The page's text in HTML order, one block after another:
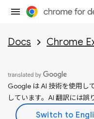
Docs Chrome
Google は AI 技術を使用し
しています。AI 翻訳には誤